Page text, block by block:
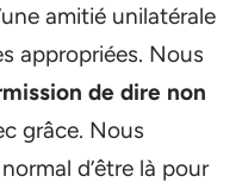
amitié unilatérale
appropriées. Nous
de dire non
grâce. Nous
d’être là pour